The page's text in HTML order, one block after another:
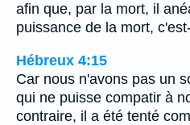
afin que, par la mort, il
puissance de la mort,
Hébreux 4:15
Car nous n'avons pas un
qui ne puisse compatir à
contraire, il a été tenté